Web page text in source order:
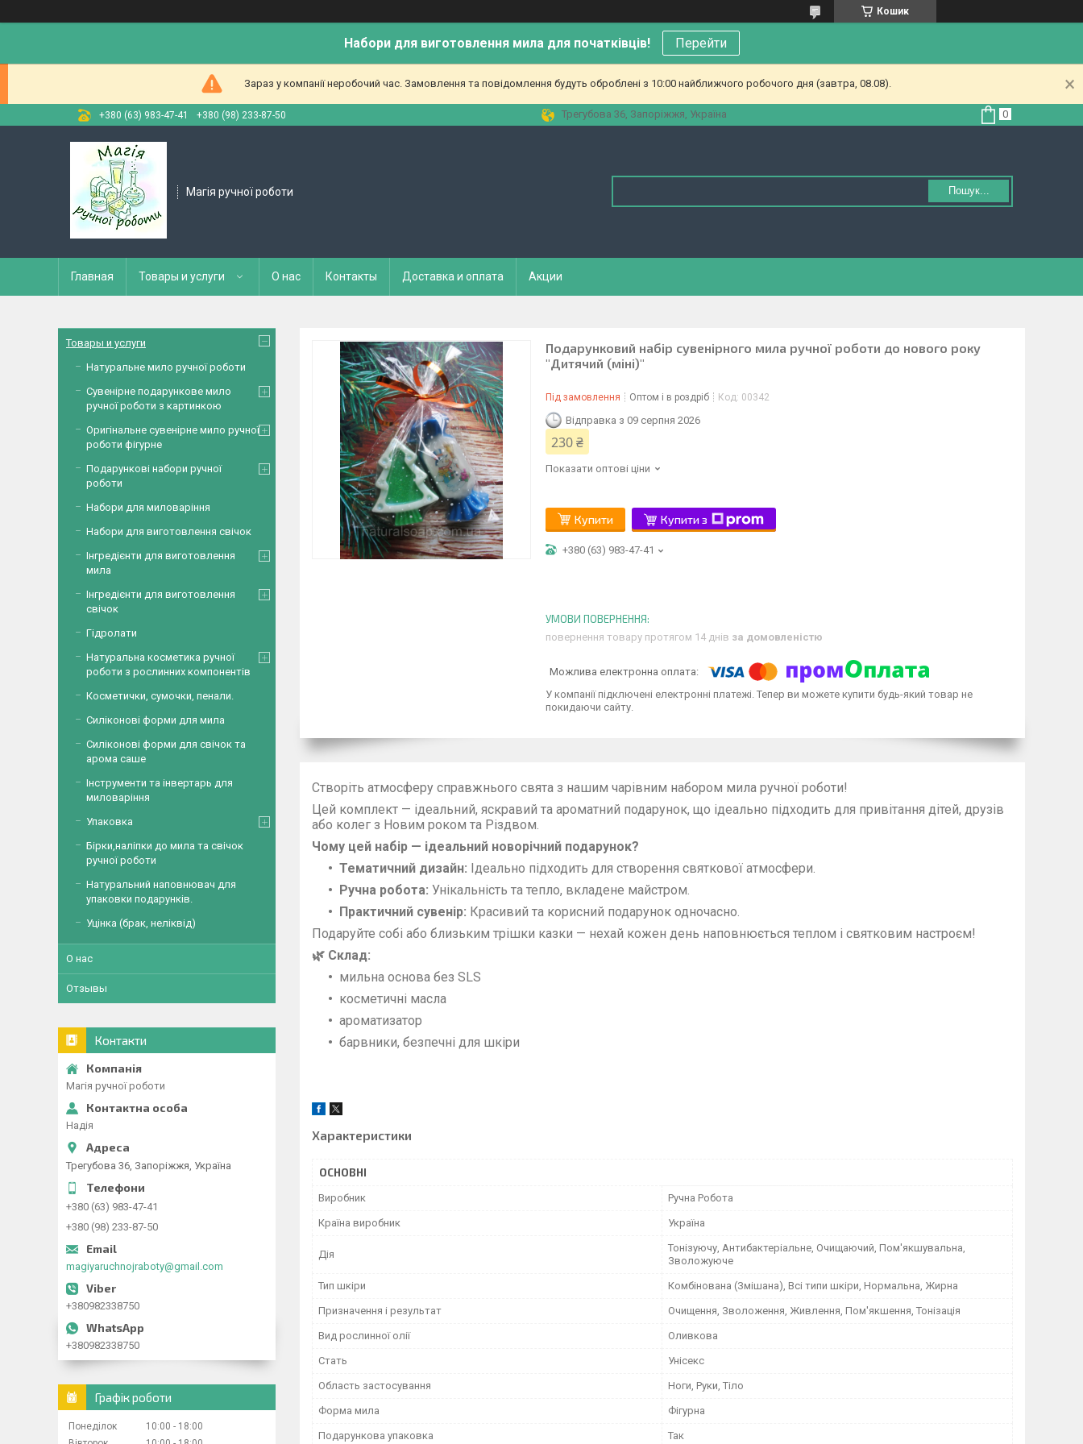
Кошик
Набори для виготовлення мила для початківців! Перейти
Зараз у компанії неробочий час. Замовлення та повідомлення будуть оброблені з 10:00 найближчого робочого дня (завтра, 08.08).
+380 (63) 983-47-41 +380 (98) 233-87-50 Трегубова 36, Запоріжжя, Україна
Магія ручної роботи Пошук...
Главная Товары и услуги О нас Контакты Доставка и оплата Акции
Подарунковий набір сувенірного мила ручної роботи до нового року
"Дитячий (міні)"
Під замовлення Оптом і в роздріб Код: 00342
Відправка з 09 серпня 2026
230 ₴
Показати оптові ціни
Купити Купити з
+380 (63) 983-47-41
повернення товару протягом 14 днів за домовленістю
У компанії підключені електронні платежі. Тепер ви можете купити будь-який товар не
покидаючи сайту.
Створіть атмосферу справжнього свята з нашим чарівним набором мила ручної роботи!
Цей комплект — ідеальний, яскравий та ароматний подарунок, що ідеально підходить для привітання дітей, друзів
або колег з Новим роком та Різдвом.
Чому цей набір — ідеальний новорічний подарунок?
Тематичний дизайн: Ідеально підходить для створення святкової атмосфери.
Ручна робота: Унікальність та тепло, вкладене майстром.
Практичний сувенір: Красивий та корисний подарунок одночасно.
Подаруйте собі або близьким трішки казки — нехай кожен день наповнюється теплом і святковим настроєм!
🌿 Склад:
мильна основа без SLS
косметичні масла
ароматизатор
барвники, безпечні для шкіри
Характеристики
ОСНОВНІ
Виробник Ручна Робота
Країна виробник Україна
Дія
Тонізуючу, Антибактеріальне, Очищаючий, Пом'якшувальна,
Зволожуюче
Тип шкіри Комбінована (Змішана), Всі типи шкіри, Нормальна, Жирна
Призначення і результат Очищення, Зволоження, Живлення, Пом'якшення, Тонізація
Вид рослинної олії Оливкова
Стать Унісекс
Область застосування Ноги, Руки, Тіло
Форма мила Фігурна
Подарункова упаковка Так
Товары и услуги
Натуральне мило ручної роботи
Сувенірне подарункове мило
ручної роботи з картинкою
Оригінальне сувенірне мило ручної
роботи фігурне
Подарункові набори ручної
роботи
Набори для миловаріння
Набори для виготовлення свічок
Інгредієнти для виготовлення
мила
Інгредієнти для виготовлення
свічок
Гідролати
Натуральна косметика ручної
роботи з рослинних компонентів
Косметички, сумочки, пенали.
Силіконові форми для мила
Силіконові форми для свічок та
арома саше
Інструменти та інвертарь для
миловаріння
Упаковка
Бірки,наліпки до мила та свічок
ручної роботи
Натуральний наповнювач для
упаковки подарунків.
Уцінка (брак, неліквід)
О нас
Отзывы
Контакти
Магія ручної роботи
Надія
Трегубова 36, Запоріжжя, Україна
+380 (63) 983-47-41
+380 (98) 233-87-50
magiyaruchnojraboty@gmail.com
+380982338750
+380982338750
Графік роботи
Понеділок 10:00
18:00